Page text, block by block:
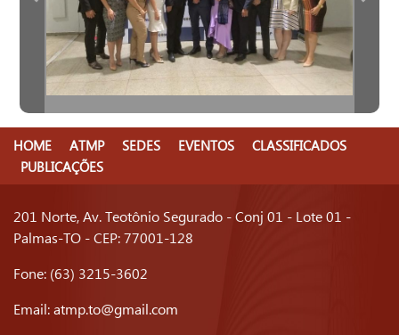
HOME ATMP SEDES EVENTOS
CLASSIFICADOS
PUBLICAÇÕES
201 Norte, Av. Teotônio Segurado - Conj 01 - Lote 01 -
Palmas-TO - CEP: 77001-128
Fone: (63) 3215-3602
Email:atmp.to@gmail.com